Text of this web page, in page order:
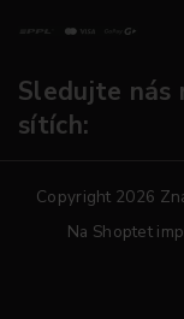
Sledujte nás
sítích:
Copyright 2026
Na Shoptet